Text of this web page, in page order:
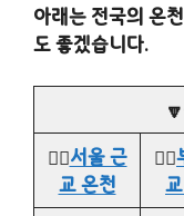
아래는 전국의 온
도 좋겠습니다.
👉🏻서울 근
교 온천
👉🏻